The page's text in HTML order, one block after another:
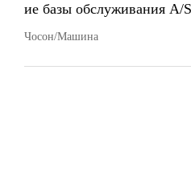
ие базы обслуживания A/
Чосон/Машина